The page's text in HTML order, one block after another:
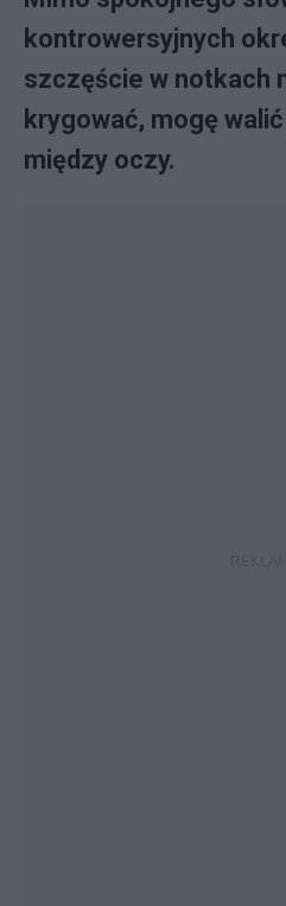
kontrowersyjnych
szczęście w notkach
krygować, mogę
między oczy.